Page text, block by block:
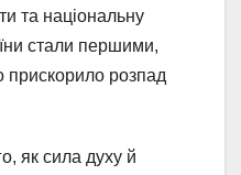
та національну
стали першими,
розпад
як сила духу й